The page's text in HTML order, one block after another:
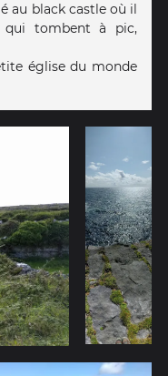
au black castle où il
qui tombent à pic,
église du monde